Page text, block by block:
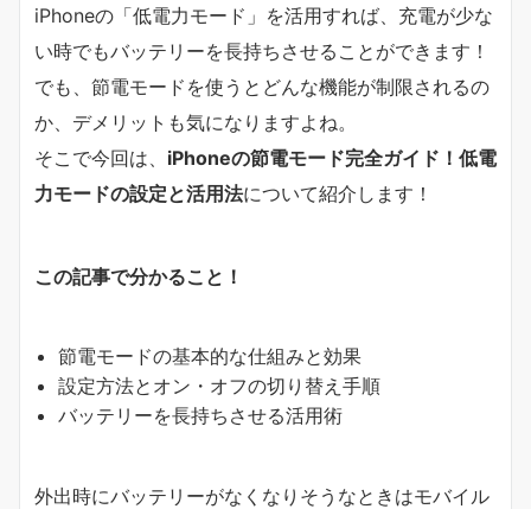
iPhoneの「低電力モード」を活用すれば、充電が少な
い時でもバッテリーを長持ちさせることができます！
でも、節電モードを使うとどんな機能が制限されるの
か、デメリットも気になりますよね。
そこで今回は、 iPhoneの節電モード完全ガイド！低電
力モードの設定と活用法について紹介します！
この記事で分かること！
節電モードの基本的な仕組みと効果
設定方法とオン・オフの切り替え手順
バッテリーを長持ちさせる活用術
外出時にバッテリーがなくなりそうなときはモバイル